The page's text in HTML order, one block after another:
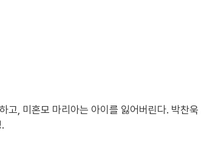
, 미혼모 마리아는 아이를 잃어버린다. 박찬